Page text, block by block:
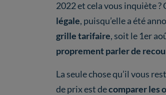
2022 et cela vous inquiète
légale, puisqu’elle a été
grille tarifaire, soit le 1er
proprement parler de
La seule chose qu’il vous
de prix est decomparer les